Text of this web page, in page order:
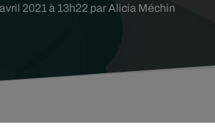
2021 à 13h22 par Alicia Méchin